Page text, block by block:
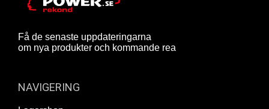
Få de senaste uppdateringarna
om nya produkter och kommande rea
NAVIGERING